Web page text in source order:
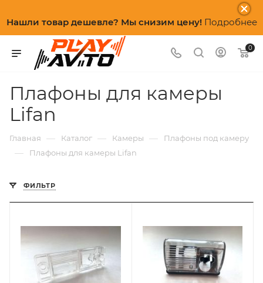
Нашли товар дешевле? Мы снизим цену! Подробнее
0
Плафоны для камеры
Lifan
Главная — Каталог — Камеры — Плафоны под камеру
— Плафоны для камеры Lifan
ФИЛЬТР